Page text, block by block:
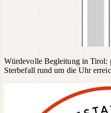
Würdevolle Begleitung in Tirol:
Sterbefall rund um die Uhr